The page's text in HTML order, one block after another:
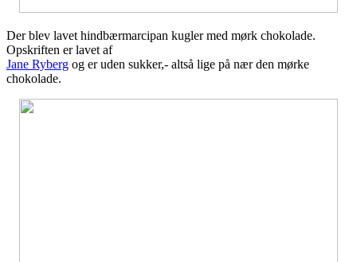
Der blev lavet hindbærmarcipan kugler med mørk chokolade.
Opskriften er lavet af
Jane Ryberg og er uden sukker,- altså lige på nær den mørke
chokolade.